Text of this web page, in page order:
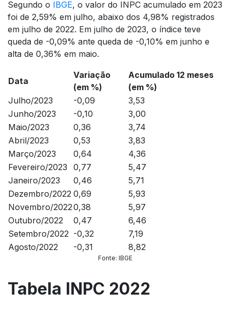
Segundo o IBGE, o valor do INPC acumulado em 2023
foi de 2,59% em julho, abaixo dos 4,98% registrados
em julho de 2022. Em julho de 2023, o índice teve
queda de -0,09% ante queda de -0,10% em junho e
alta de 0,36% em maio.
Data
Variação
(em %)
Acumulado 12 meses
(em %)
Julho/2023
-0,09
3,53
Junho/2023
-0,10
3,00
Maio/2023
0,36
3,74
Abril/2023
0,53
3,83
Março/2023
0,64
4,36
Fevereiro/2023
0,77
5,47
Janeiro/2023
0,46
5,71
Dezembro/2022 0,69
5,93
Novembro/20220,38
5,97
Outubro/2022
0,47
6,46
Setembro/2022 -0,32
7,19
Agosto/2022
-0,31 8,82
Fonte: IBGE
Tabela INPC 2022